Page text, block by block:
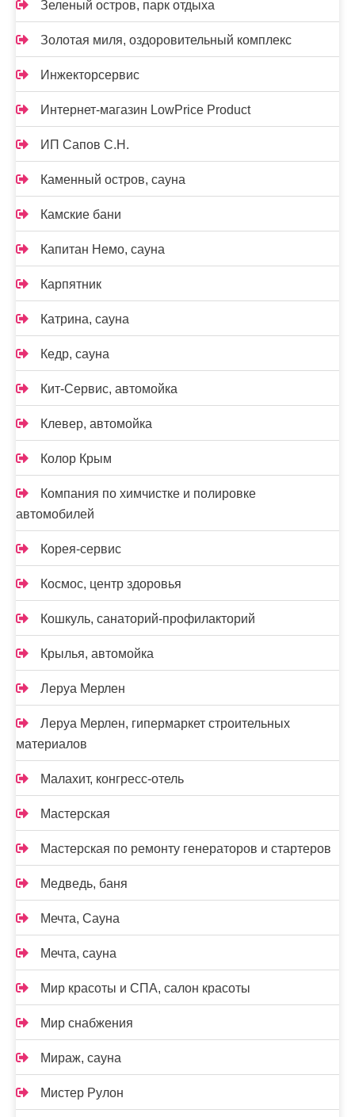
Зеленый остров, парк отдыха
Золотая миля, оздоровительный комплекс
Инжекторсервис
Интернет-магазин LowPrice Product
ИП Сапов С.Н.
Каменный остров, сауна
Камские бани
Капитан Немо, сауна
Карпятник
Катрина, сауна
Кедр, сауна
Кит-Сервис, автомойка
Клевер, автомойка
Колор Крым
Компания по химчистке и полировке
автомобилей
Корея-сервис
Космос, центр здоровья
Кошкуль, санаторий-профилакторий
Крылья, автомойка
Леруа Мерлен
Леруа Мерлен, гипермаркет строительных
материалов
Малахит, конгресс-отель
Мастерская
Мастерская по ремонту генераторов и стартеров
Медведь, баня
Мечта, Сауна
Мечта, сауна
Мир красоты и СПА, салон красоты
Мир снабжения
Мираж, сауна
Мистер Рулон